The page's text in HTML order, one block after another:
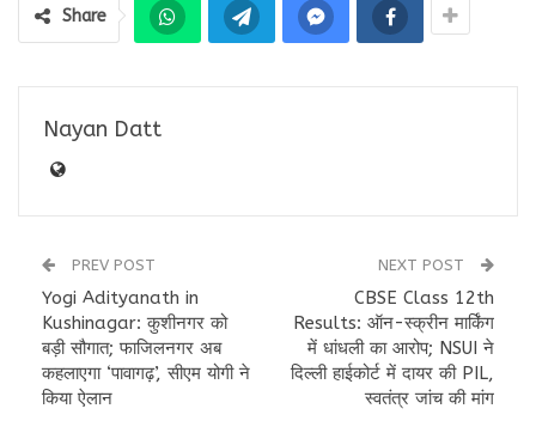
Share
Nayan Datt
PREV POST
Yogi Adityanath in
Kushinagar: कुशीनगर को
बड़ी सौगात; फाजिलनगर अब
कहलाएगा ‘पावागढ़’, सीएम योगी ने
किया ऐलान
NEXT POST
CBSE Class 12th
Results: ऑन-स्क्रीन मार्किंग
में धांधली का आरोप; NSUI ने
दिल्ली हाईकोर्ट में दायर की PIL,
स्वतंत्र जांच की मांग